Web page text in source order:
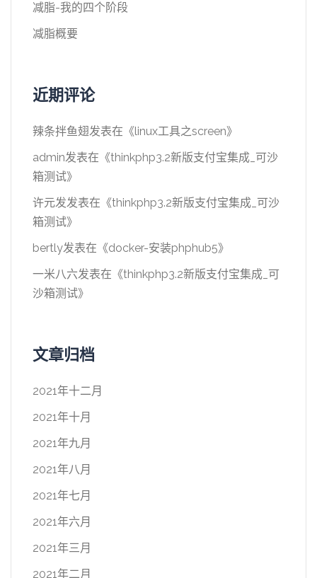
减脂-我的四个阶段
减脂概要
近期评论
辣条拌鱼翅发表在《linux工具之screen》
admin发表在《thinkphp3.2新版支付宝集成_可沙
箱测试》
许元发发表在《thinkphp3.2新版支付宝集成_可沙
箱测试》
bertly发表在《docker-安装phphub5》
一米八六发表在《thinkphp3.2新版支付宝集成_可
沙箱测试》
文章归档
2021年十二月
2021年十月
2021年九月
2021年八月
2021年七月
2021年六月
2021年三月
2021年二月